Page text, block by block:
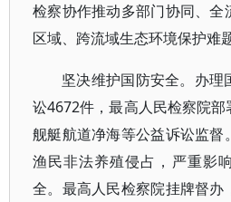
检察协作推动多部门协同、全
区域、跨流域生态环境保护难题
坚决维护国防安全。办
讼4672件，最高人民检察院部
舰艇航道净海等公益诉讼监督
渔民非法养殖侵占，严重影
全。最高人民检察院挂牌督办